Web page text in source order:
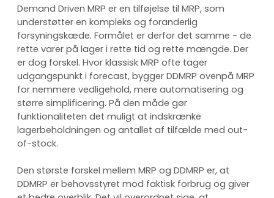
Demand Driven MRP er en tilføjelse til MRP, som
understøtter en kompleks og foranderlig
forsyningskæde. Formålet er derfor det samme - de
rette varer på lager i rette tid og rette mængde. Der
er dog forskel. Hvor klassisk MRP ofte tager
udgangspunkt i forecast, bygger DDMRP ovenpå MRP
for nemmere vedligehold, mere automatisering og
større simplificering. På den måde gør
funktionaliteten det muligt at indskrænke
lagerbeholdningen og antallet af tilfælde med out-
of-stock.
Den største forskel mellem MRP og DDMRP er, at
DDMRP er behovsstyret mod faktisk forbrug og giver